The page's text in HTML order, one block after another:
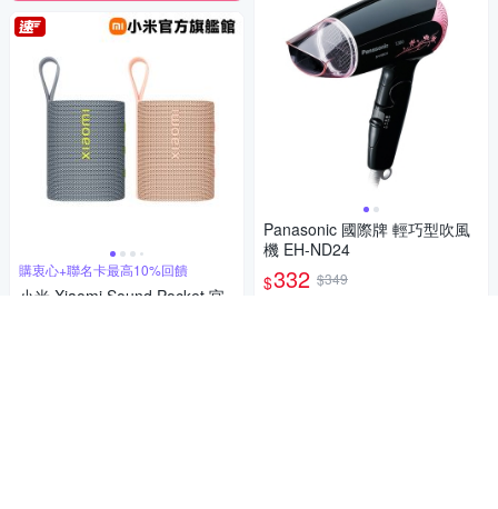
購衷心+聯名卡最高10%回饋
小米 Xiaomi Sound Pocket 官
Panasonic 國際牌 輕巧型吹風
機 EH-ND24
$332 $349